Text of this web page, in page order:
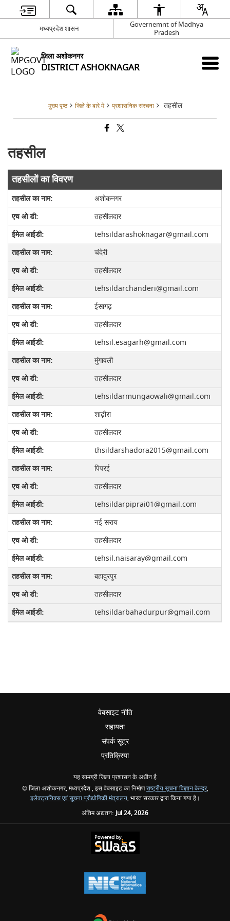
मध्यप्रदेश शासन
Governemnt of Madhya
Pradesh
जिला अशोकनगर
DISTRICT ASHOKNAGAR
मुख्य पृष्ठ जिले के बारे में प्रशासनिक संरचना तहसील
तहसील
तहसीलों का विवरण
अशोकनगर
तहसीलदार
tehsildarashoknagar@gmail.com
चंदेरी
तहसीलदार
tehsildarchanderi@gmail.com
ईसागढ़
तहसीलदार
tehsil.esagarh@gmail.com
मुंगावली
तहसीलदार
tehsildarmungaowali@gmail.com
शाढ़ौरा
तहसीलदार
thsildarshadora2015@gmail.com
पिपरई
तहसीलदार
tehsildarpiprai01@gmail.com
नई सराय
तहसीलदार
tehsil.naisaray@gmail.com
बहादुरपुर
तहसीलदार
tehsildarbahadurpur@gmail.com
वेबसाइट नीति
सहायता
संपर्क सूत्र
प्रतिक्रिया
यह सामग्री जिला प्रशासन के अधीन है
© जिला अशोकनगर, मध्यप्रदेश , इस वेबसाइट का निर्माणराष्ट्रीय सूचना विज्ञान केन्द्र,
इलेक्ट्रानिक्स एवं सूचना प्रौद्योगिकी मंत्रालय, भारत सरकार द्वारा किया गया है।
अंतिम अद्यतन:Jul 24, 2026